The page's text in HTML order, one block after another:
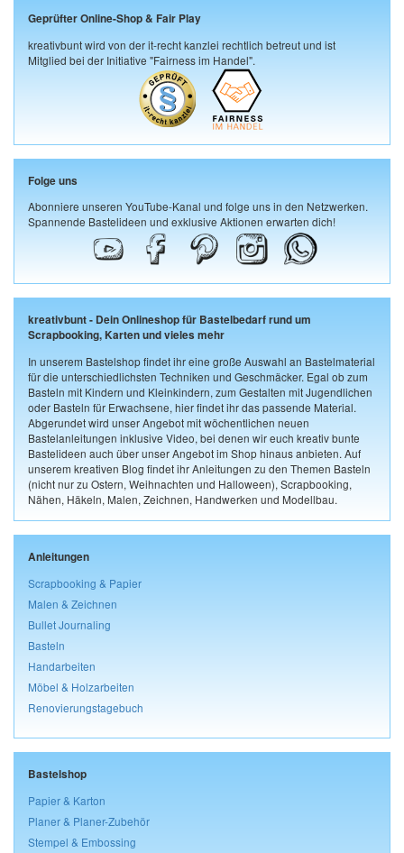
Geprüfter Online-Shop & Fair Play
kreativbunt wird von der it-recht kanzlei rechtlich betreut und ist
Mitglied bei der Initiative "Fairness im Handel".
Folge uns
Abonniere unseren YouTube-Kanal und folge uns in den Netzwerken.
Spannende Bastelideen und exklusive Aktionen erwarten dich!
kreativbunt - Dein Onlineshop für Bastelbedarf rund um
Scrapbooking, Karten und vieles mehr
In unserem Bastelshop findet ihr eine große Auswahl an Bastelmaterial
für die unterschiedlichsten Techniken und Geschmäcker. Egal ob zum
Basteln mit Kindern und Kleinkindern, zum Gestalten mit Jugendlichen
oder Basteln für Erwachsene, hier findet ihr das passende Material.
Abgerundet wird unser Angebot mit wöchentlichen neuen
Bastelanleitungen inklusive Video, bei denen wir euch kreativ bunte
Bastelideen auch über unser Angebot im Shop hinaus anbieten. Auf
unserem kreativen Blog findet ihr Anleitungen zu den Themen Basteln
(nicht nur zu Ostern, Weihnachten und Halloween), Scrapbooking,
Nähen, Häkeln, Malen, Zeichnen, Handwerken und Modellbau.
Anleitungen
Scrapbooking & Papier
Malen & Zeichnen
Bullet Journaling
Basteln
Handarbeiten
Möbel & Holzarbeiten
Renovierungstagebuch
Bastelshop
Papier & Karton
Planer & Planer-Zubehör
Stempel & Embossing